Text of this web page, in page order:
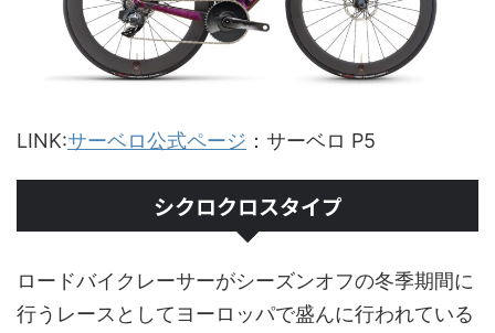
LINK:サーベロ公式ページ ：サーベロ P5
シクロクロスタイプ
ロードバイクレーサーがシーズンオフの冬季期間に
行うレースとしてヨーロッパで盛んに行われている